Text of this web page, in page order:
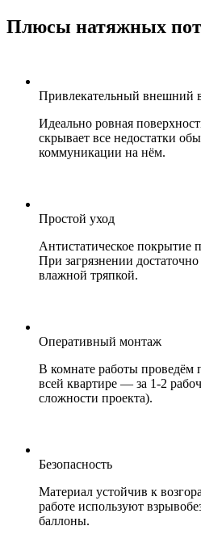
Плюсы натяжных
Привлекательный внешний
Идеально ровная
скрывает все недостатки
коммуникации на нём.
Простой уход
Антистатическое покрытие
При загрязнении
влажной тряпкой.
Оперативный монтаж
В комнате работы проведём
всей квартире — за 1-2
сложности проекта).
Безопасность
Материал устойчив к
работе используют
баллоны.